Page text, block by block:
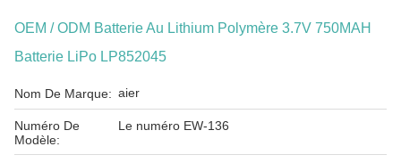
OEM / ODM Batterie Au Lithium Polymère 3.7V 750MAH
Batterie LiPo LP852045
Nom De Marque: aier
Numéro De
Modèle:
Le numéro EW-136